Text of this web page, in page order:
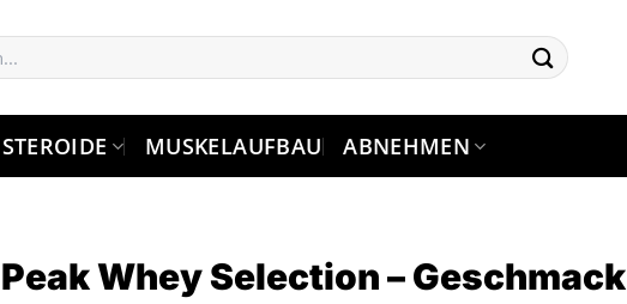
STEROIDE MUSKELAUFBAU ABNEHMEN
Peak Whey Selection – Geschmack